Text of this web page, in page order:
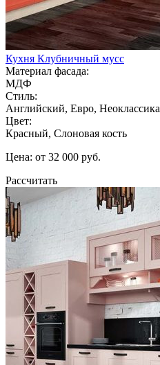
Кухня Клубничный мусс
Материал фасада:
МДФ
Стиль:
Английский, Евро, Неоклассика
Цвет:
Красный, Слоновая кость
Цена: от 32 000 руб.
Рассчитать